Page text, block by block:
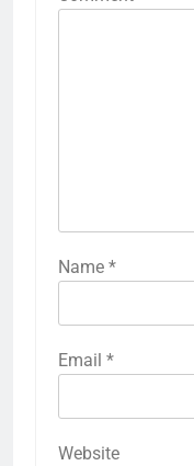
Name *
Email *
Website